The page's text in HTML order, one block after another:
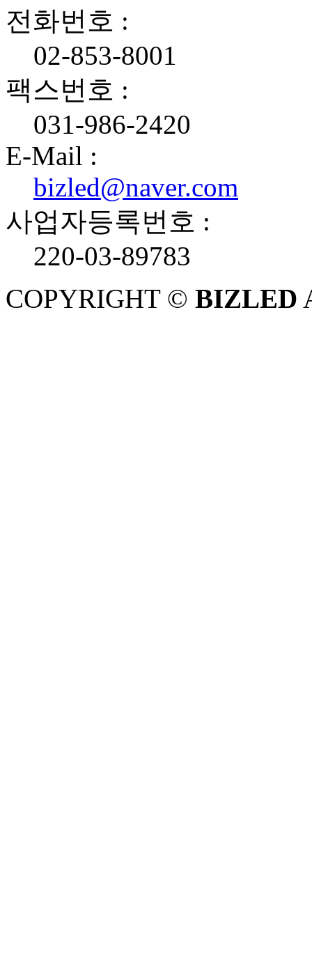
전화번호 :
02-853-8001
팩스번호 :
031-986-2420
E-Mail :
bizled@naver.com
사업자등록번호 :
220-03-89783
COPYRIGHT © BIZLED